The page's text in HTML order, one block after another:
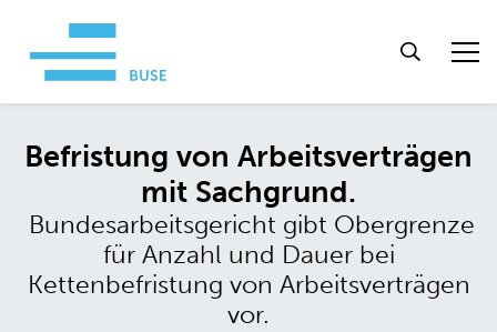
Befristung von Arbeitsverträgen
mit Sachgrund.
Bundesarbeitsgericht gibt Obergrenze
für Anzahl und Dauer bei
Kettenbefristung von Arbeitsverträgen
vor.